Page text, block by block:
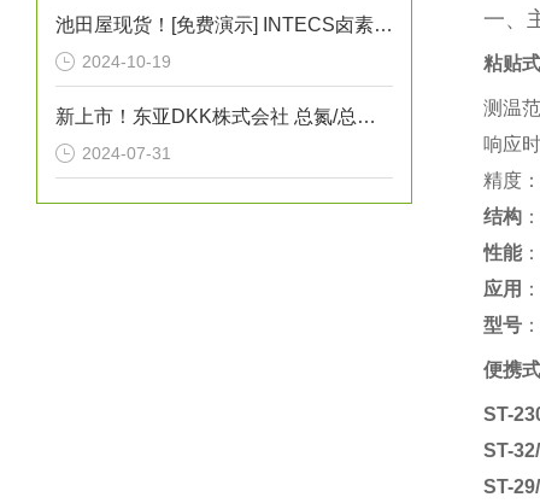
池田屋现货！[免费演示] INTECS卤素灯UIH-3D灰尘照射检测灯
2024-10-19
新上市！东亚DKK株式会社 总氮/总磷/COD自动测定装置“NPW-400型”
2024-07-31
一、
粘贴
测温
响应
精度
结构
性能‌：
应用
型号
便携
ST-
ST-
ST-